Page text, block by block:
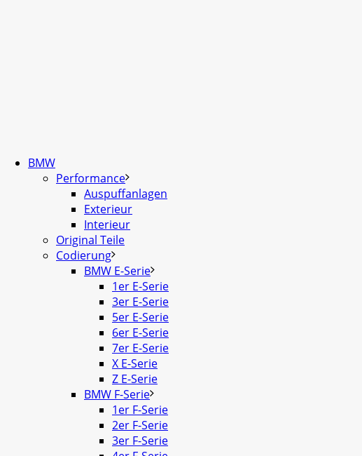
BMW
Performance
Auspuffanlagen
Exterieur
Interieur
Original Teile
Codierung
BMW E-Serie
1er E-Serie
3er E-Serie
5er E-Serie
6er E-Serie
7er E-Serie
X E-Serie
Z E-Serie
BMW F-Serie
1er F-Serie
2er F-Serie
3er F-Serie